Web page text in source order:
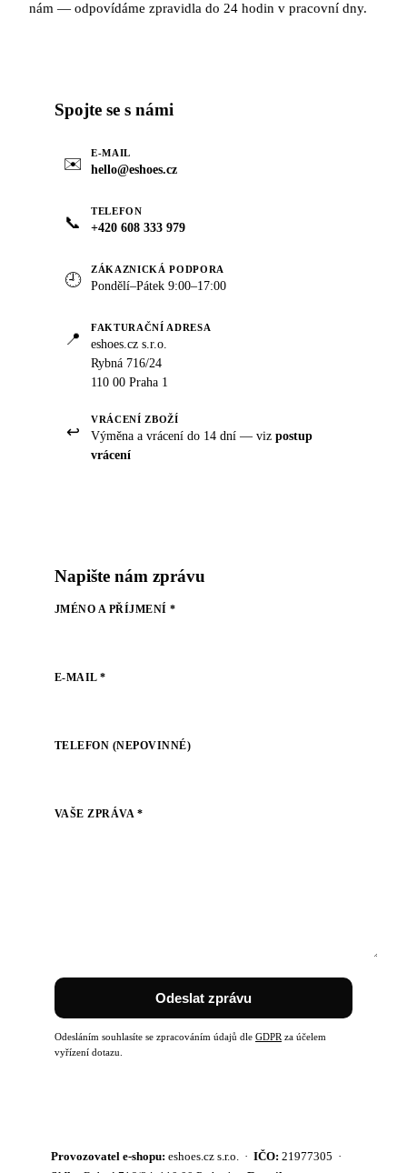
nám — odpovídáme zpravidla do 24 hodin v pracovní dny.
Spojte se s námi
✉️
E-MAIL
hello@eshoes.cz
📞
TELEFON
+420 608 333 979
🕘
ZÁKAZNICKÁ PODPORA
Pondělí–Pátek 9:00–17:00
📍
FAKTURAČNÍ ADRESA
eshoes.cz s.r.o.
Rybná 716/24
110 00 Praha 1
↩️
VRÁCENÍ ZBOŽÍ
Výměna a vrácení do 14 dní — viz postup
vrácení
Napište nám zprávu
JMÉNO A PŘÍJMENÍ *
E-MAIL *
TELEFON (NEPOVINNÉ)
VAŠE ZPRÁVA *
Odeslat zprávu
Odesláním souhlasíte se zpracováním údajů dle GDPR za účelem
vyřízení dotazu.
Provozovatel e-shopu: eshoes.cz s.r.o. · IČO: 21977305 ·